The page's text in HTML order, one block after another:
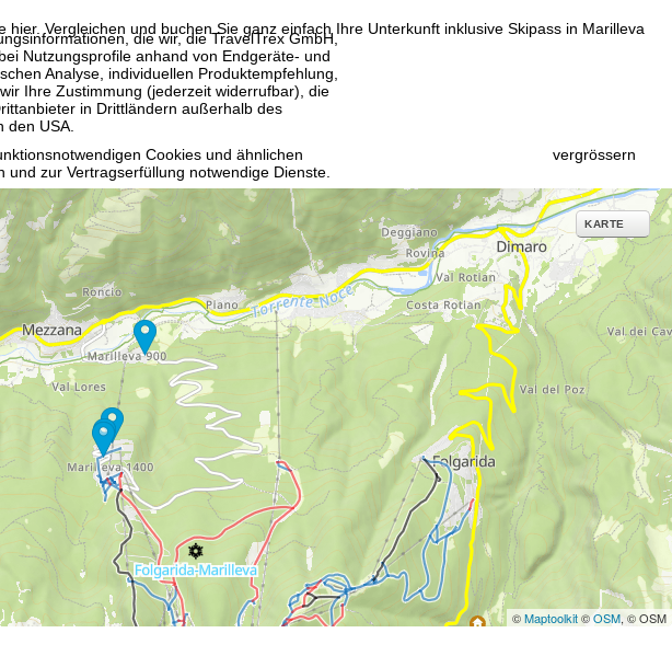
die wir, die TravelTrex GmbH,
Nutzungsprofile anhand von Endgeräte- und
Analyse, individuellen Produktempfehlung,
Ihre Zustimmung (jederzeit widerrufbar), die
in Drittländern außerhalb des
USA.
Cookies und ähnlichen
zur Vertragserfüllung notwendige Dienste.
Ihrer Einstellungen finden Sie in unserer
Informationen zu den Verarbeitungszwecken und
Vergleichen und buchen Sie ganz einfach Ihre Unterkunft inklusive Skipass in Marilleva
vergrössern
KARTE
©Maptoolkit©OSM, © OSM